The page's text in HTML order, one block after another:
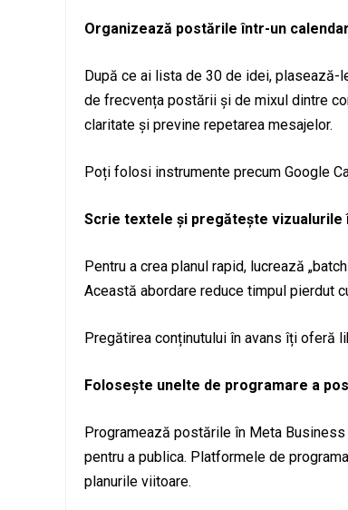
Organizează postările într-un
După ce ai lista de 30 de idei, plasează-
de frecvența postării și de mixul dintre
claritate și previne repetarea mesajelor.
Poți folosi instrumente precum Google
Scrie textele și pregătește vizualurile
Pentru a crea planul rapid, lucrează
Această abordare reduce timpul pierdut
Pregătirea conținutului în avans îți oferă
Folosește unelte de programare a
Programează postările în Meta
pentru a publica. Platformele de
planurile viitoare.